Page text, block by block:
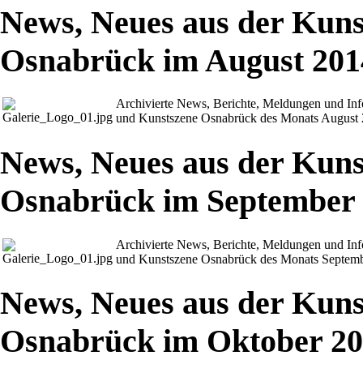
News, Neues aus der
Osnabrück im August
Archivierte News, Berichte, Meldungen und
und Kunstszene Osnabrück des Monats
News, Neues aus der
Osnabrück im September
Archivierte News, Berichte, Meldungen und
und Kunstszene Osnabrück des Monats
News, Neues aus der
Osnabrück im Oktober